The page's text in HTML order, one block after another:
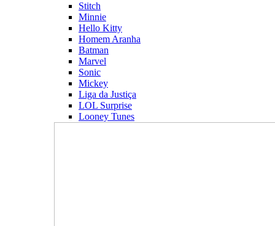
Stitch
Minnie
Hello Kitty
Homem Aranha
Batman
Marvel
Sonic
Mickey
Liga da Justiça
LOL Surprise
Looney Tunes